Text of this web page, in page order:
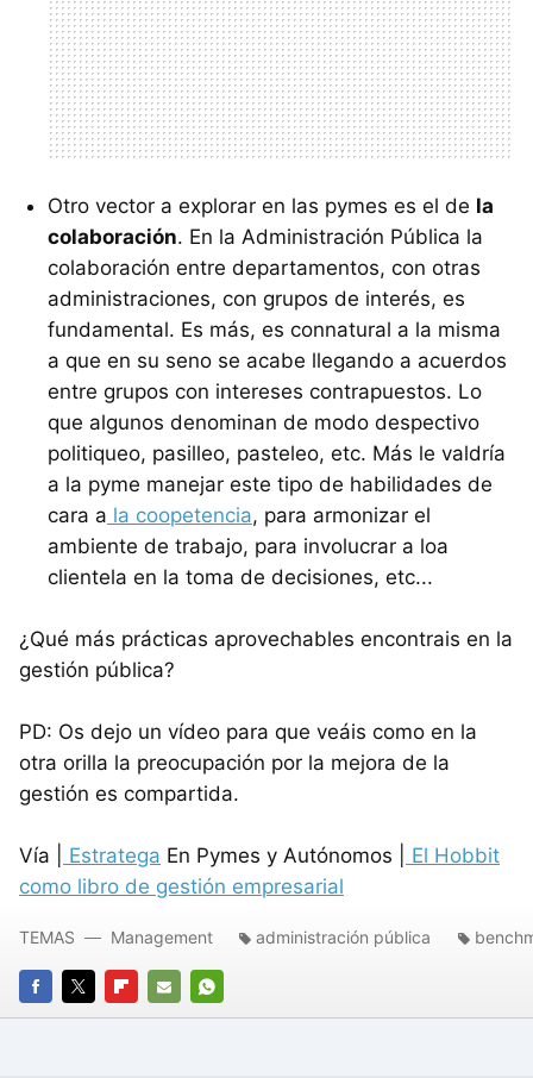
Otro vector a explorar en las pymes es el de la
colaboración. En la Administración Pública la
colaboración entre departamentos, con otras
administraciones, con grupos de interés, es
fundamental. Es más, es connatural a la misma
a que en su seno se acabe llegando a acuerdos
entre grupos con intereses contrapuestos. Lo
que algunos denominan de modo despectivo
politiqueo, pasilleo, pasteleo, etc. Más le valdría
a la pyme manejar este tipo de habilidades de
cara a la coopetencia, para armonizar el
ambiente de trabajo, para involucrar a loa
clientela en la toma de decisiones, etc...
¿Qué más prácticas aprovechables encontrais en la
gestión pública?
PD: Os dejo un vídeo para que veáis como en la
otra orilla la preocupación por la mejora de la
gestión es compartida.
Vía | Estratega En Pymes y Autónomos |
El Hobbit
como libro de gestión empresarial
FACEBOOK
TWITTERFLIPBOARD
E-
WHATSAPP
TEMAS Management administración pública